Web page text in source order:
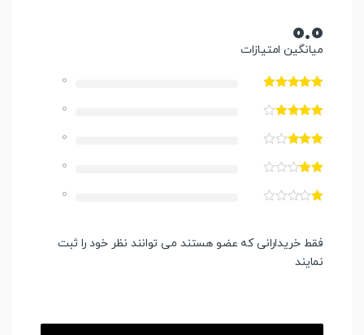
0.0
میانگین امتیازات
0
0
0
0
0
فقط خریدارانی که عضو هستند می توانند نظر خود را ثبت
نمایند